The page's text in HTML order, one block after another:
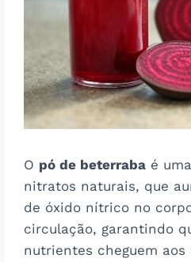
O pó de beterraba é
nitratos naturais, que
de óxido nítrico no
circulação, garantindo
nutrientes cheguem